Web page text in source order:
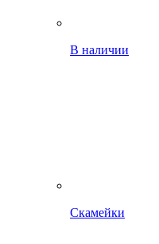
В наличии
Скамейки